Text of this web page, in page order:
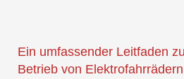
Betrieb von Elektrofahrrädern